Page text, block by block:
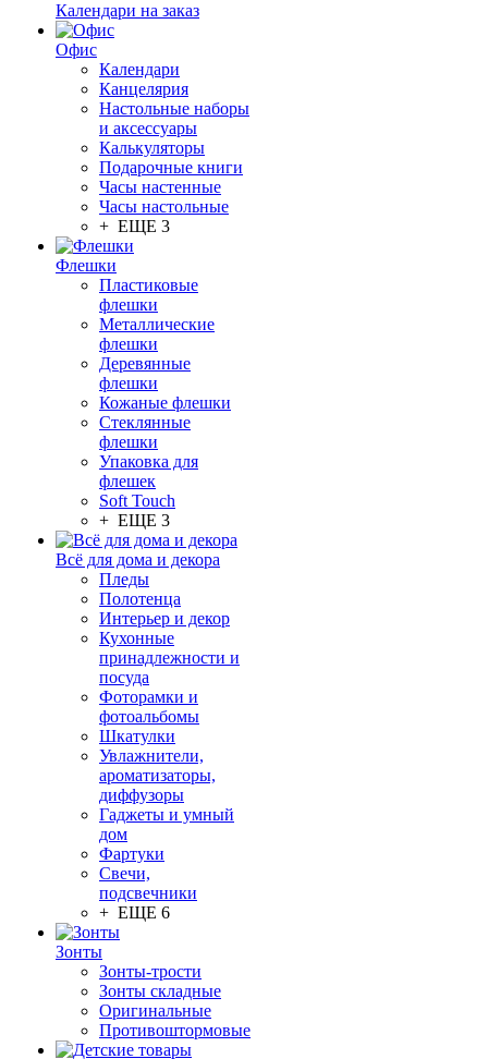
Календари на заказ
Офис
Календари
Канцелярия
Настольные наборы
и аксессуары
Калькуляторы
Подарочные книги
Часы настенные
Часы настольные
+ ЕЩЕ 3
Флешки
Пластиковые
флешки
Металлические
флешки
Деревянные
флешки
Кожаные флешки
Стеклянные
флешки
Упаковка для
флешек
Soft Touch
+ ЕЩЕ 3
Всё для дома и декора
Пледы
Полотенца
Интерьер и декор
Кухонные
принадлежности и
посуда
Фоторамки и
фотоальбомы
Шкатулки
Увлажнители,
ароматизаторы,
диффузоры
Гаджеты и умный
дом
Фартуки
Свечи,
подсвечники
+ ЕЩЕ 6
Зонты
Зонты-трости
Зонты складные
Оригинальные
Противоштормовые